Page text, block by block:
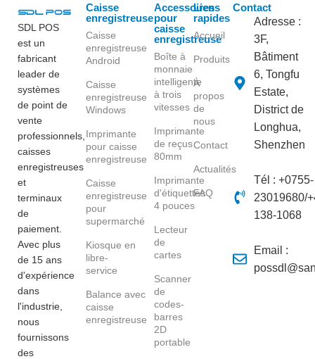
SDL POS
est un
fabricant
leader de
systèmes
de point de
vente
professionnels,
caisses
enregistreuses
et
terminaux
de
paiement.
Avec plus
de 15 ans
d'expérience
dans
l'industrie,
nous
fournissons
des
Caisse
enregistreuse
Caisse
enregistreuse
Android
Caisse
enregistreuse
Windows
Imprimante
pour caisse
enregistreuse
Caisse
enregistreuse
pour
supermarché
Kiosque en
libre-
service
Balance avec
caisse
enregistreuse
Accessoires
pour
caisse
enregistreuse
Boîte à
monnaie
intelligente
à trois
vitesses
Imprimante
de reçus
80mm
Imprimante
d'étiquettes
4 pouces
Lecteur
de
cartes
Scanner
de
codes-
barres
2D
portable
Liens
rapides
Accueil
Produits
À
propos
de
nous
Contact
Actualités
FAQ
Contact
Adresse :
3F,
Bâtiment
6, Tongfu
Estate,
District de
Longhua,
Shenzhen
Tél : +0755-
23019680/
138-1068
Email :